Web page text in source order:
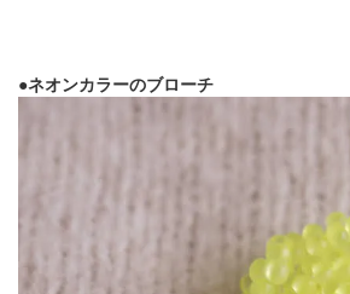
●ネオンカラーのブローチ